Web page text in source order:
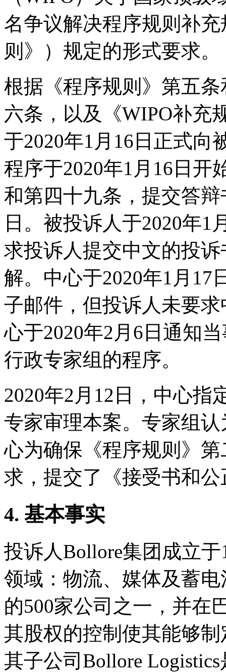
名争议解决程序规则补
则》）规定的形式要求。
根据《程序规则》第五
六条，以及《WIPO补充
于2020年1月16日正式向
程序于2020年1月16日开
和第四十九条，提交答
日。被投诉人于2020年1
求投诉人提交中文的投
解。中心于2020年1月17
子邮件，但投诉人未要
心于2020年2月6日通知
行政专家组的程序。
2020年2月12日，中心指
专家审理本案。专家组
心为确保《程序规则》
求，提交了《接受书和
4. 基本事实
投诉人Bollore集团成立
领域：物流、媒体及蓄
的500家公司之一，并在
其股权的控制使其能够
其子公司Bollore